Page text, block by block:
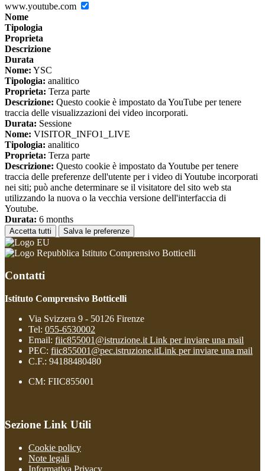
www.youtube.com
Nome
Tipologia
Proprieta
Descrizione
Durata
Nome: YSC
Tipologia: analitico
Proprieta: Terza parte
Descrizione: Questo cookie è impostato da YouTube per tenere
traccia delle visualizzazioni dei video incorporati.
Durata: Sessione
Nome: VISITOR_INFO1_LIVE
Tipologia: analitico
Proprieta: Terza parte
Descrizione: Questo cookie è impostato da Youtube per tenere
traccia delle preferenze dell'utente per i video di Youtube incorporati
nei siti; può anche determinare se il visitatore del sito web sta
utilizzando la nuova o la vecchia versione dell'interfaccia di
Youtube.
Durata: 6 months
Accetta tutti Salva le preferenze
Istituto Comprensivo Botticelli
Contatti
Istituto Comprensivo Botticelli
Via Svizzera 9 - 50126 Firenze
Tel: 055-6530002
Email: fiic855001@istruzione.it Link per inviare una mail
PEC: fiic855001@pec.istruzione.itLink per inviare una mail
C.F.: 94188480480
CM: FIIC855001
Sezione Link Utili
Cookie policy
Note legali
Informativa Privacy